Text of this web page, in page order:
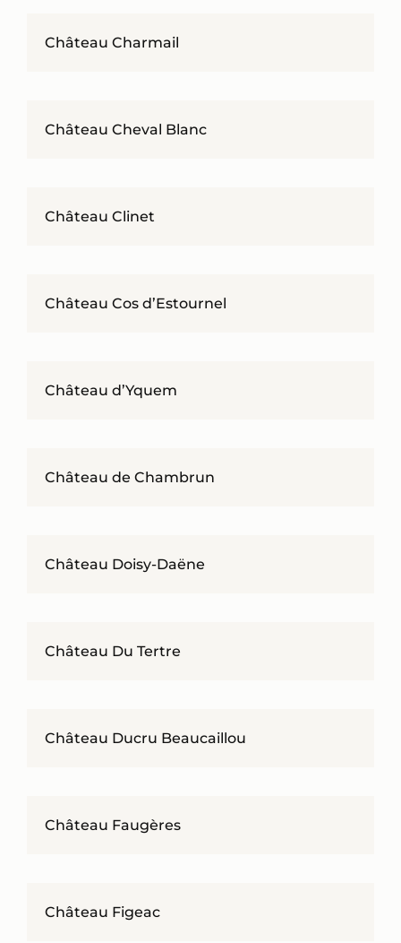
Château Charmail
Château Cheval Blanc
Château Clinet
Château Cos d’Estournel
Château d’Yquem
Château de Chambrun
Château Doisy-Daëne
Château Du Tertre
Château Ducru Beaucaillou
Château Faugères
Château Figeac